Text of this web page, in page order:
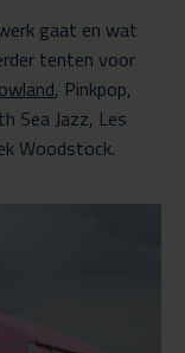
gaat en wat
tenten voor
, Pinkpop,
Sea Jazz, Les
Woodstock.